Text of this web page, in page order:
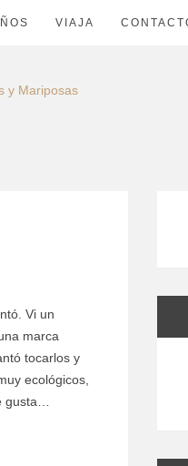
VIAJA
Vi un
marca
tocarlos y
ecológicos,
gusta…